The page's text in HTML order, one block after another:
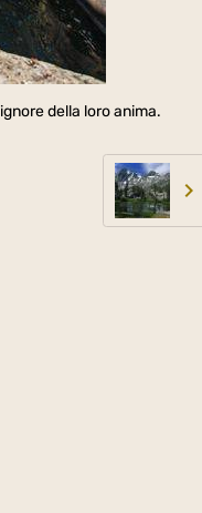
della loro anima.